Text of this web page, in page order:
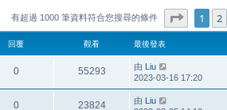
有超過 1000 筆資料符合您搜尋的條件 1頁 (共
1 2
回覆 觀看 最後發表
0 55293 由 Liu
2023-03-16 17:20
0 23824 由 Liu